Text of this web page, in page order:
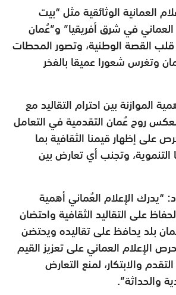
العمانية الوثائقية مثل “بيت
في شرق أفريقيا” و”عُمان
القصة الوطنية، وتصور المحطات
وتغرس شعورا عميقا بالفخر
الموازنة بين احترام التقاليد مع
روح عُمان التقدمية في التعامل
على إظهار قيمنا الثقافية بما
وتجنب أي تعارض بين
الإعلام العُماني أهمية
على التقاليد الثقافية واحتضان
بلد يحافظ على تقاليده ويحتضن
الإعلام العماني على تعزيز القيم
والابتكار، لمنع التعارض
والحداثة”.